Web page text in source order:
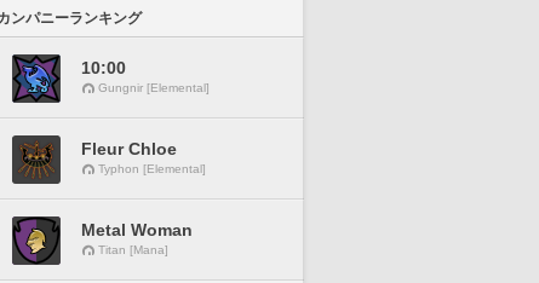
ンパニーランキング
10:00
Gungnir [Elemental]
Fleur Chloe
Typhon [Elemental]
Metal Woman
Titan [Mana]